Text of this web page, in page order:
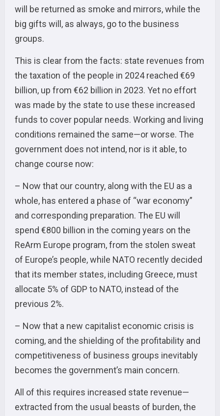
will be returned as smoke and mirrors, while the
big gifts will, as always, go to the business
groups.
This is clear from the facts: state revenues from
the taxation of the people in 2024 reached €69
billion, up from €62 billion in 2023. Yet no effort
was made by the state to use these increased
funds to cover popular needs. Working and living
conditions remained the same—or worse. The
government does not intend, nor is it able, to
change course now:
– Now that our country, along with the EU as a
whole, has entered a phase of “war economy”
and corresponding preparation. The EU will
spend €800 billion in the coming years on the
ReArm Europe program, from the stolen sweat
of Europe’s people, while NATO recently decided
that its member states, including Greece, must
allocate 5% of GDP to NATO, instead of the
previous 2%.
– Now that a new capitalist economic crisis is
coming, and the shielding of the profitability and
competitiveness of business groups inevitably
becomes the government’s main concern.
All of this requires increased state revenue—
extracted from the usual beasts of burden, the